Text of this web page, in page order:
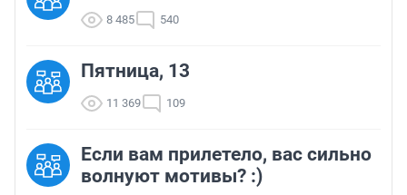
8 485 540
Пятница, 13
11 369 109
Если вам прилетело, вас сильно
волнуют мотивы? :)